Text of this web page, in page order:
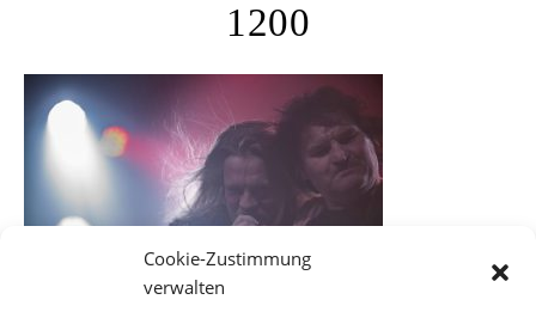
Cookie-Zustimmung
verwalten
1200